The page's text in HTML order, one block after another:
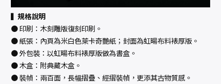
▍規格說明
● 印刷：木刻雕版復刻印刷。
● 紙張：內頁為米白色萊卡奇艷紙；封面為虹暘布料裱厚版。
● 外包裝：以虹暘布料裱厚版做為書盒。
● 木盒：附典藏木盒。
● 裝幀：兩百面，長幅摺疊、經摺裝幀，更添其古物質感。